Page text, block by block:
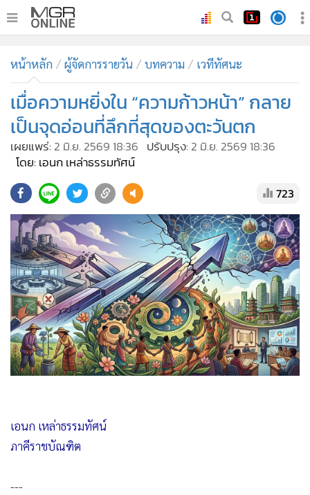
ทันเหตุการณ์
• ภาคใต้
ภูมิภาค
Online Section
บันเทิง
• ผู้จัดการรายวัน
• คอลัมนิสต์
• ละคร
• CbizReview
• Cyber BIZ
• ผู้จัดกวน
• Good health & Well-being
• Green Innovation & SD
• Management & HR
• MGR Live
การเมือง
ท่องเที่ยว
หน้าหลัก ผู้จัดการรายวัน บทความ เวทีทัศนะ
เมื่อความหยิ่งใน “ความก้าวหน้า” กลาย
เป็นจุดอ่อนที่ลึกที่สุดของตะวันตก
เผยแพร่: 2 มิ.ย. 2569 18:36 ปรับปรุง: 2 มิ.ย. 2569 18:36
โดย: เอนก เหล่าธรรมทัศน์
723
เอนก เหล่าธรรมทัศน์
ภาคีราชบัณฑิต
---